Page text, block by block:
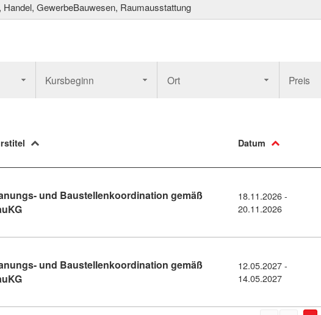
Handel, GewerbeBauwesen, Raumausstattung
Kursbeginn Ort Preis
Datum
und Baustellenkoordination gemäß
Kursdetail: Planungs- und Baustellenkoordination gemäß BauKG
18.11.2026 -
20.11.2026
und Baustellenkoordination gemäß
Kursdetail: Planungs- und Baustellenkoordination gemäß BauKG
12.05.2027 -
14.05.2027